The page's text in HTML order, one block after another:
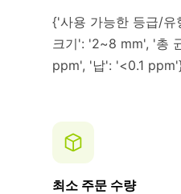
{'사용 가능한 등급/
크기': '2~8 mm', '총
ppm', '납': '<0.1
최소 주문 수량